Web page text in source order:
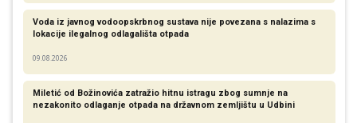
Voda iz javnog vodoopskrbnog sustava nije povezana s nalazima s
lokacije ilegalnog odlagališta otpada
09.08.2026
Miletić od Božinovića zatražio hitnu istragu zbog sumnje na
nezakonito odlaganje otpada na državnom zemljištu u Udbini